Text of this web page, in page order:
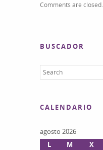
Comments are closed.
BUSCADOR
CALENDARIO
agosto 2026
L
M X